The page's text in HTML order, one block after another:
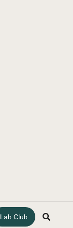
Lab Club